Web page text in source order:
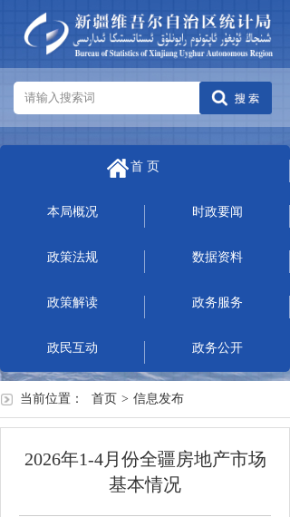
首 页
本局概况 时政要闻
政策法规 数据资料
政策解读 政务服务
政民互动 政务公开
当前位置： 首页 > 信息发布
2026年1-4月份全疆房地产市场
基本情况